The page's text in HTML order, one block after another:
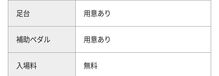
足台 用意あり
補助ペダル 用意あり
入場料 無料